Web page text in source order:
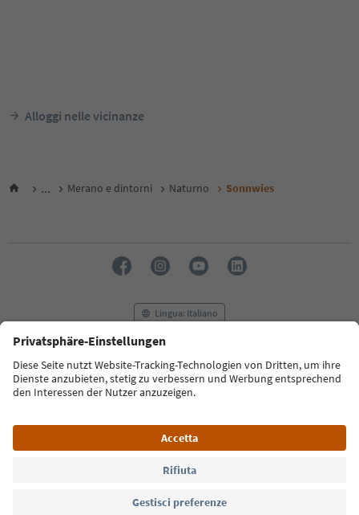
Alloggi nelle vicinanze
... Merano e dintorni Naturno Sonnwies
Lingua: Italiano
FAQ Contatti Press MICE
Privacy Policy
Termini e condizioni
Crediti
Cookie Policy
Alto Adige B2B